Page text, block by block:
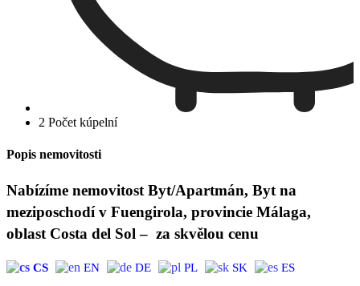
2 Počet kúpelní
Popis nemovitosti
Nabízíme nemovitost Byt/Apartmán, Byt na
meziposchodí v Fuengirola, provincie Málaga,
oblast Costa del Sol – za skvělou cenu
CS EN DE PL SK ES